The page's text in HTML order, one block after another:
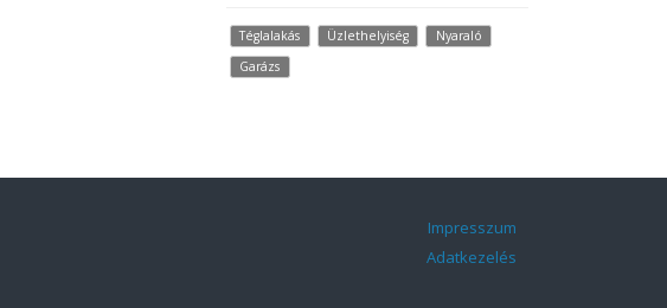
Téglalakás Üzlethelyiség
Nyaraló
Garázs
Impresszum
Adatkezelés